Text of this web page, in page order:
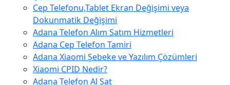
Cep Telefonu,Tablet Ekran Değişimi veya
Dokunmatik Değişimi
Adana Telefon Alım Satım Hizmetleri
Adana Cep Telefon Tamiri
Adana Xiaomi Şebeke ve Yazılım Çözümleri
Xiaomi CPID Nedir?
Adana Telefon Al Sat